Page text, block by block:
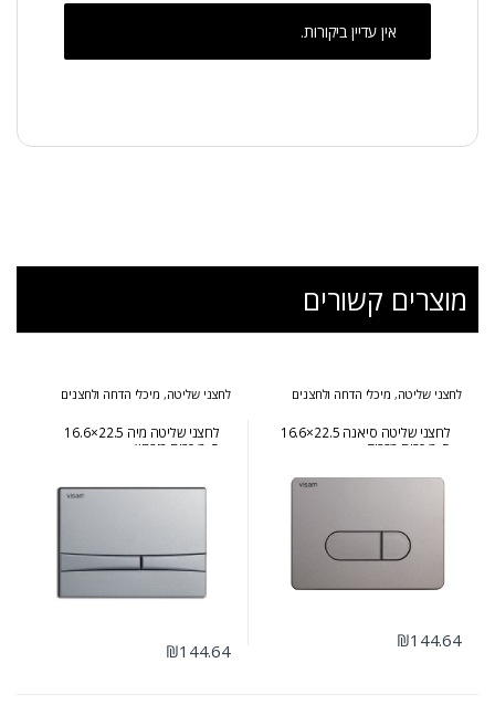
אין עדיין ביקורות.
מוצרים קשורים
לחצני שליטה, מיכלי הדחה ולחצנים
לחצני שליטה סיאנה 22.5×16.6
ס״מ כרום מבריק
₪144.64
לחצני שליטה, מיכלי הדחה ולחצנים
לחצני שליטה מיה 22.5×16.6
ס״מ כרום מוברש
₪144.64